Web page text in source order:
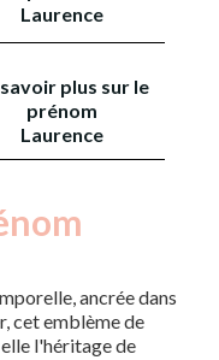
Laurence
savoir plus sur le
prénom
Laurence
ancrée dans
cet emblème de
l'héritage de